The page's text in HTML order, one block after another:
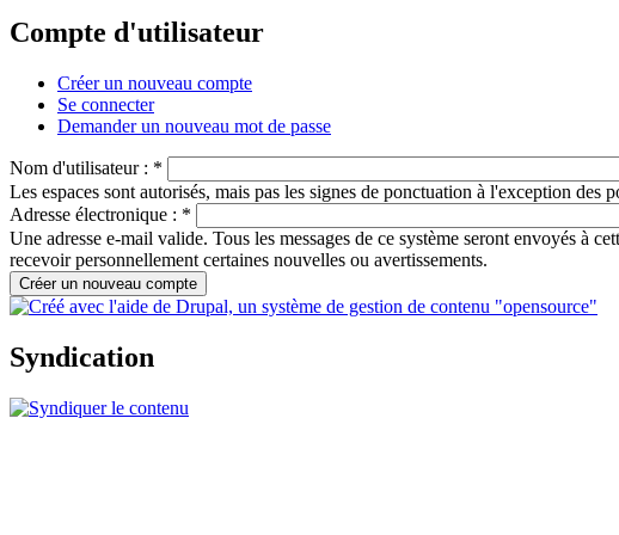
Compte d'utilisateur
Créer un nouveau compte
Se connecter
Demander un nouveau mot de passe
Nom d'utilisateur : *
Les espaces sont autorisés, mais pas les signes de ponctuation à l'exception des
Adresse électronique : *
Une adresse e-mail valide. Tous les messages de ce système seront envoyés à
recevoir personnellement certaines nouvelles ou avertissements.
Syndication